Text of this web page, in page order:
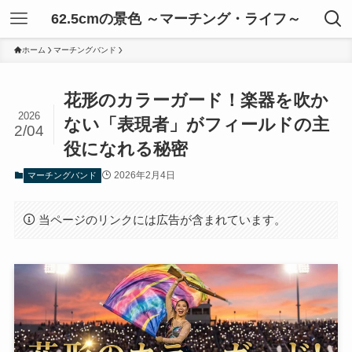
62.5cmの景色 ～マーチング・ライフ～
ホーム マーチングバンド
花形のカラーガード！楽器を吹か
ない「表現者」がフィールドの主
役になれる秘密
2026
2/04
マーチングバンド 2026年2月4日
当ページのリンクには広告が含まれています。